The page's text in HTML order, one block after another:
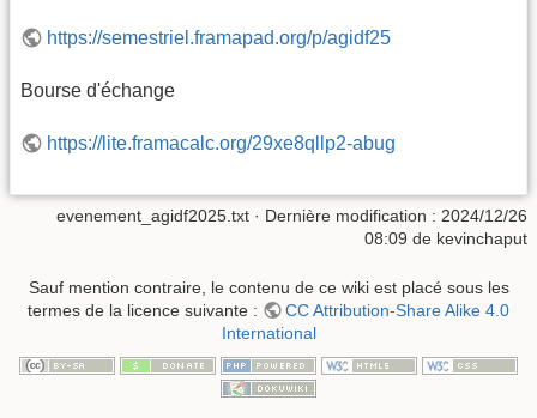
https://semestriel.framapad.org/p/agidf25
Bourse d'échange
https://lite.framacalc.org/29xe8qllp2-abug
evenement_agidf2025.txt · Dernière modification : 2024/12/26
08:09 de kevinchaput
Sauf mention contraire, le contenu de ce wiki est placé sous les
termes de la licence suivante :
CC Attribution-Share Alike 4.0
International